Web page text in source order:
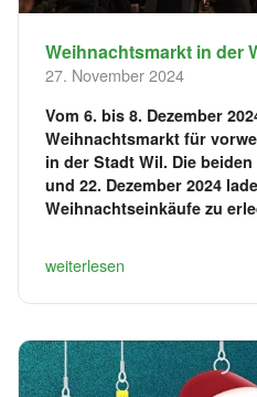
Weihnachtsmarkt in der
27. November 2024
Vom 6. bis 8. Dezember
Weihnachtsmarkt für
in der Stadt Wil. Die
und 22. Dezember 2024
Weihnachtseinkäufe zu
weiterlesen